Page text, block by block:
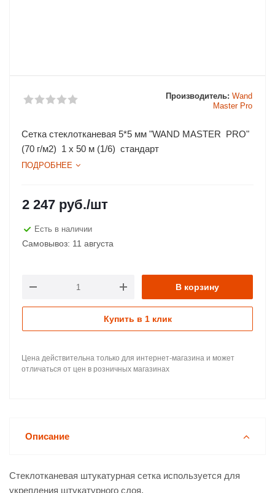
Производитель: Wand
Master Pro
Сетка стеклотканевая 5*5 мм "WAND MASTER PRO"
(70 г/м2) 1 х 50 м (1/6) стандарт
ПОДРОБНЕЕ
2 247 руб./шт
Есть в наличии
Самовывоз: 11 августа
В корзину
Купить в 1 клик
Цена действительна только для интернет-магазина и может
отличаться от цен в розничных магазинах
Описание
Стеклотканевая штукатурная сетка используется для
укрепления штукатурного слоя.